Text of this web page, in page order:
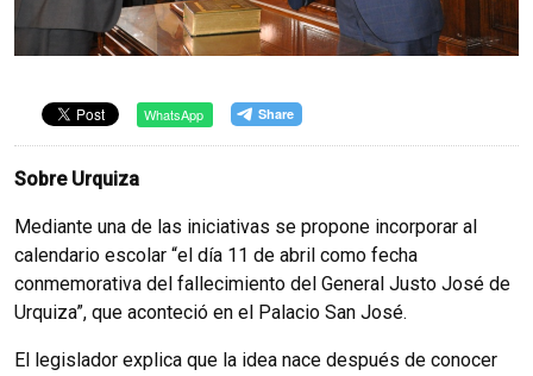
WhatsApp
Sobre Urquiza
Mediante una de las iniciativas se propone incorporar al
calendario escolar “el día 11 de abril como fecha
conmemorativa del fallecimiento del General Justo José de
Urquiza”, que aconteció en el Palacio San José.
El legislador explica que la idea nace después de conocer